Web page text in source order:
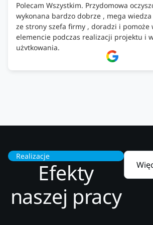
Polecam Wszystkim. Przydomowa
wykonana bardzo dobrze , mega
ze strony szefa firmy , doradzi i pomoże
elemencie podczas realizacji projektu i
użytkowania.
Firma godna zaufania. Tak trzymać!
Realizacje
Efekty
naszej pracy